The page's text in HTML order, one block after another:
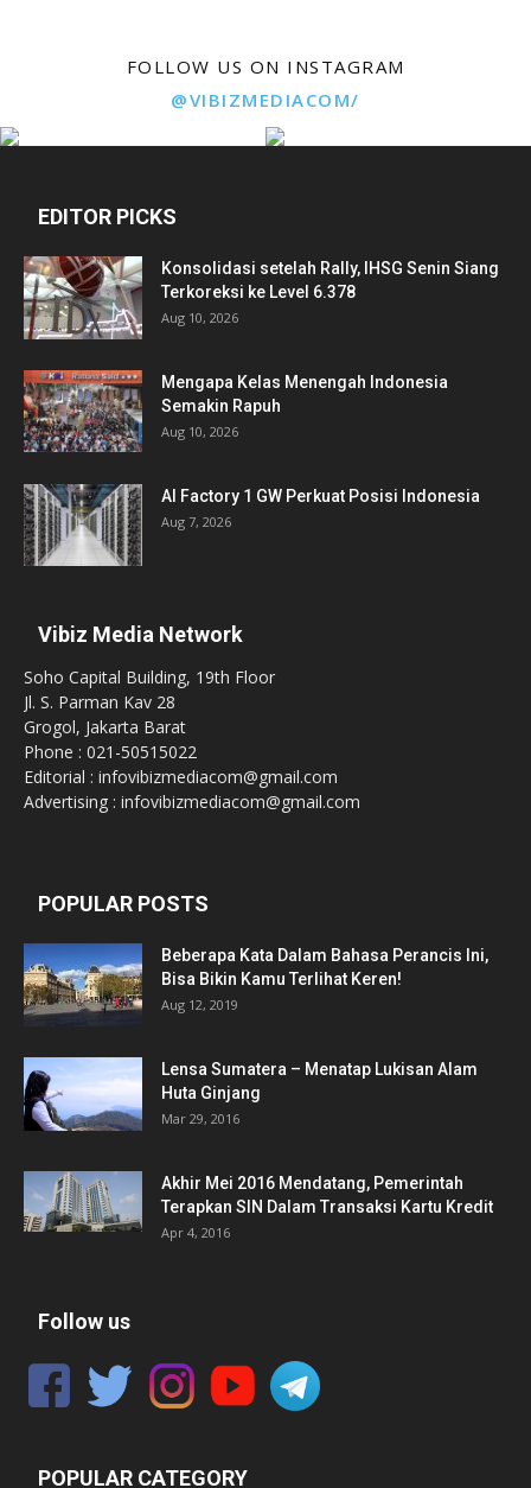
FOLLOW US ON INSTAGRAM
@VIBIZMEDIACOM/
EDITOR PICKS
Konsolidasi setelah Rally, IHSG Senin Siang
Terkoreksi ke Level 6.378
Aug 10, 2026
Mengapa Kelas Menengah Indonesia
Semakin Rapuh
Aug 10, 2026
AI Factory 1 GW Perkuat Posisi Indonesia
Aug 7, 2026
Vibiz Media Network
Soho Capital Building, 19th Floor
Jl. S. Parman Kav 28
Grogol, Jakarta Barat
Phone : 021-50515022
Editorial : infovibizmediacom@gmail.com
Advertising : infovibizmediacom@gmail.com
POPULAR POSTS
Beberapa Kata Dalam Bahasa Perancis Ini,
Bisa Bikin Kamu Terlihat Keren!
Aug 12, 2019
Lensa Sumatera – Menatap Lukisan Alam
Huta Ginjang
Mar 29, 2016
Akhir Mei 2016 Mendatang, Pemerintah
Terapkan SIN Dalam Transaksi Kartu Kredit
Apr 4, 2016
Follow us
POPULAR CATEGORY